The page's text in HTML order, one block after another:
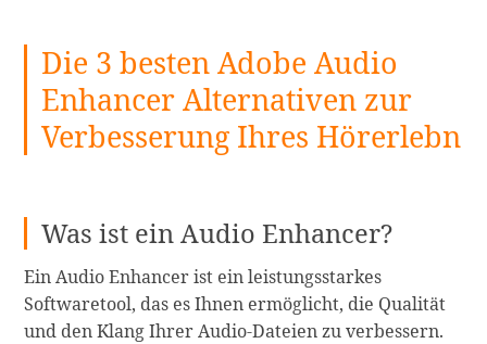
Die 3 besten Adobe Audio
Enhancer Alternativen zur
Verbesserung Ihres Hörerlebn
Was ist ein Audio Enhancer?
Ein Audio Enhancer ist ein leistungsstarkes
Softwaretool, das es Ihnen ermöglicht, die Qualität
und den Klang Ihrer Audio-Dateien zu verbessern.